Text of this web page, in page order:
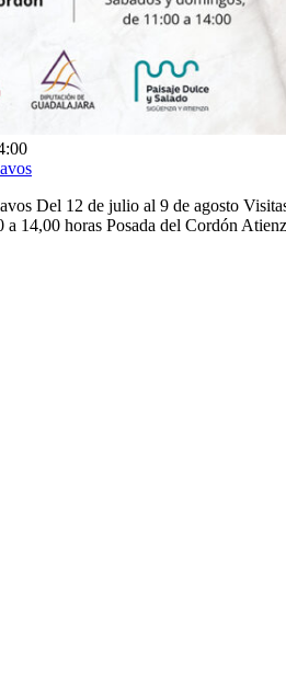
Del 12 de julio al 9 de agosto
a 14,00 horas Posada del Cordón